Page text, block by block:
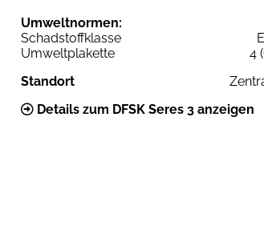
Umweltnormen:
Schadstoffklasse
Umweltplakette
4
Standort
Details zum DFSK Seres 3 anzeigen